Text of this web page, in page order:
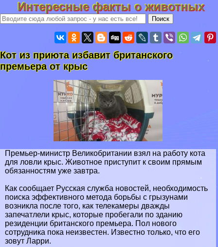
Интересные факты о животных
Кот из приюта избавит британского
премьера от крыс
Премьер-министр Великобритании взял на работу кота
для ловли крыс. Животное приступит к своим прямым
обязанностям уже завтра.
Как сообщает Русская служба новостей, необходимость
поиска эффективного метода борьбы с грызунами
возникла после того, как телекамеры дважды
запечатлели крыс, которые пробегали по зданию
резиденции британского премьера. Пол нового
сотрудника пока неизвестен. Известно только, что его
зовут Ларри.